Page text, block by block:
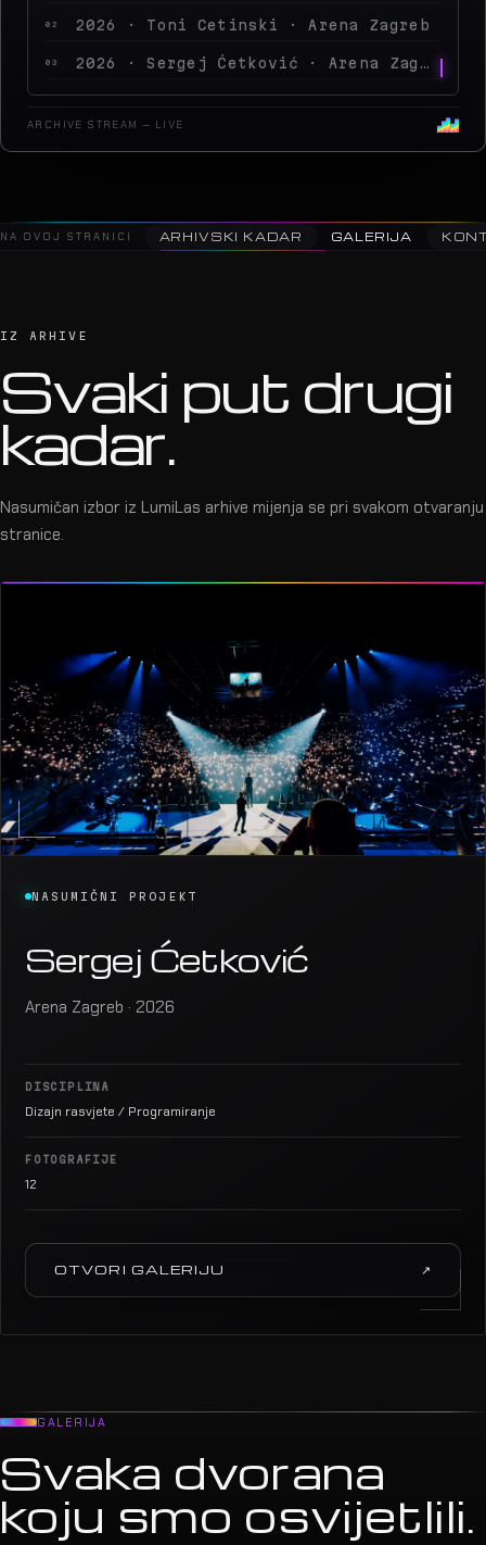
02 2026 · Toni Cetinski · Arena Zagreb
03 2026 · Sergej Ćetković · Arena Zagreb
2026 · Peđa Jovanović · Arena Zagreb
ARCHIVE STREAM — LIVE
NA OVOJ STRANICI ARHIVSKI KADAR GALERIJA
IZ ARHIVE
Svaki put drugi
kadar.
Nasumičan izbor iz LumiLas arhive mijenja se pri svakom otvaranju
stranice.
NASUMIČNI PROJEKT
Sergej Ćetković
Arena Zagreb · 2026
DISCIPLINA
Dizajn rasvjete / Programiranje
FOTOGRAFIJE
12
OTVORI GALERIJU ↗
GALERIJA
Svaka dvorana
koju smo osvijetlili.